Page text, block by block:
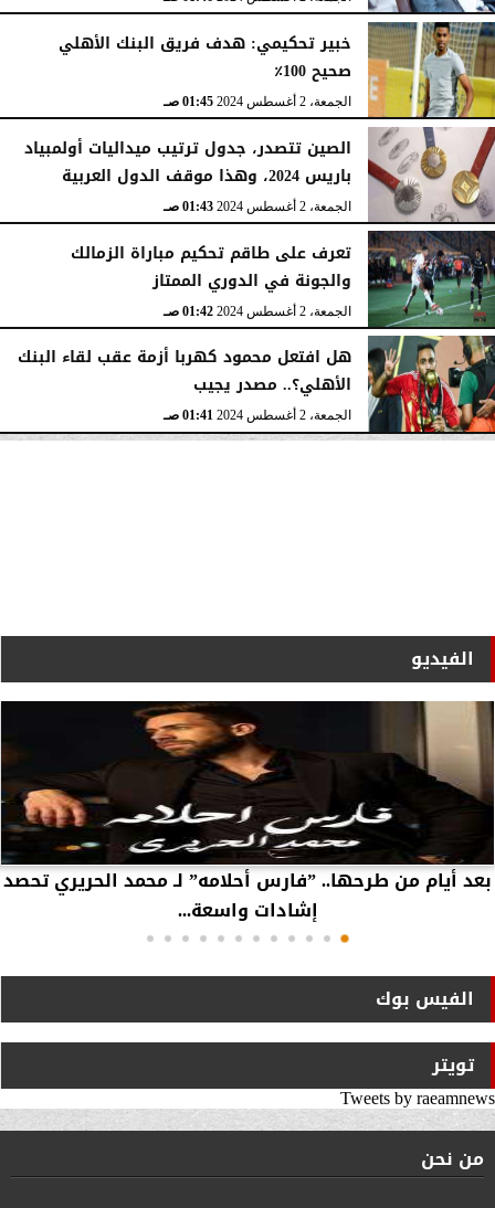
خبير تحكيمي: هدف فريق البنك الأهلي
صحيح 100٪
الجمعة، 2 أغسطس 2024 01:45 صـ
الصين تتصدر، جدول ترتيب ميداليات أولمبياد
باريس 2024، وهذا موقف الدول العربية
الجمعة، 2 أغسطس 2024 01:43 صـ
تعرف على طاقم تحكيم مباراة الزمالك
والجونة في الدوري الممتاز
الجمعة، 2 أغسطس 2024 01:42 صـ
هل افتعل محمود كهربا أزمة عقب لقاء البنك
الأهلي؟.. مصدر يجيب
الجمعة، 2 أغسطس 2024 01:41 صـ
الفيديو
بعد أيام من طرحها.. ”فارس أحلامه” لـ محمد الحريري تحصد
إشادات واسعة...
الفيس بوك
تويتر
Tweets by raeamnews
من نحن